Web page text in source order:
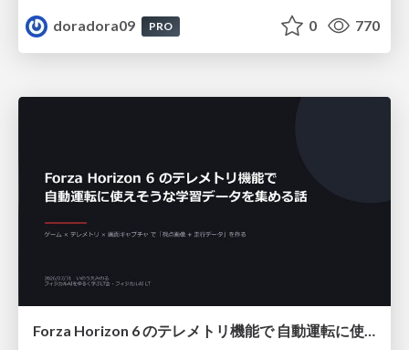
doradora09
PRO 0 770
Forza Horizon 6 のテレメトリ機能で 自動運転に使えそうな学習データを集める話